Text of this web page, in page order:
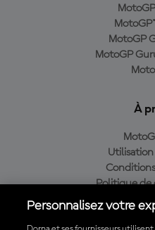
MotoGP
MotoGP
À
Utilisation
Politique de
Personnalisez votre